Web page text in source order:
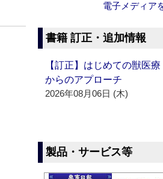
電子メディア
書籍 訂正・追加情報
【訂正】はじめての獣医
からのアプローチ
2026年08月06日 (木)
製品・サービス等